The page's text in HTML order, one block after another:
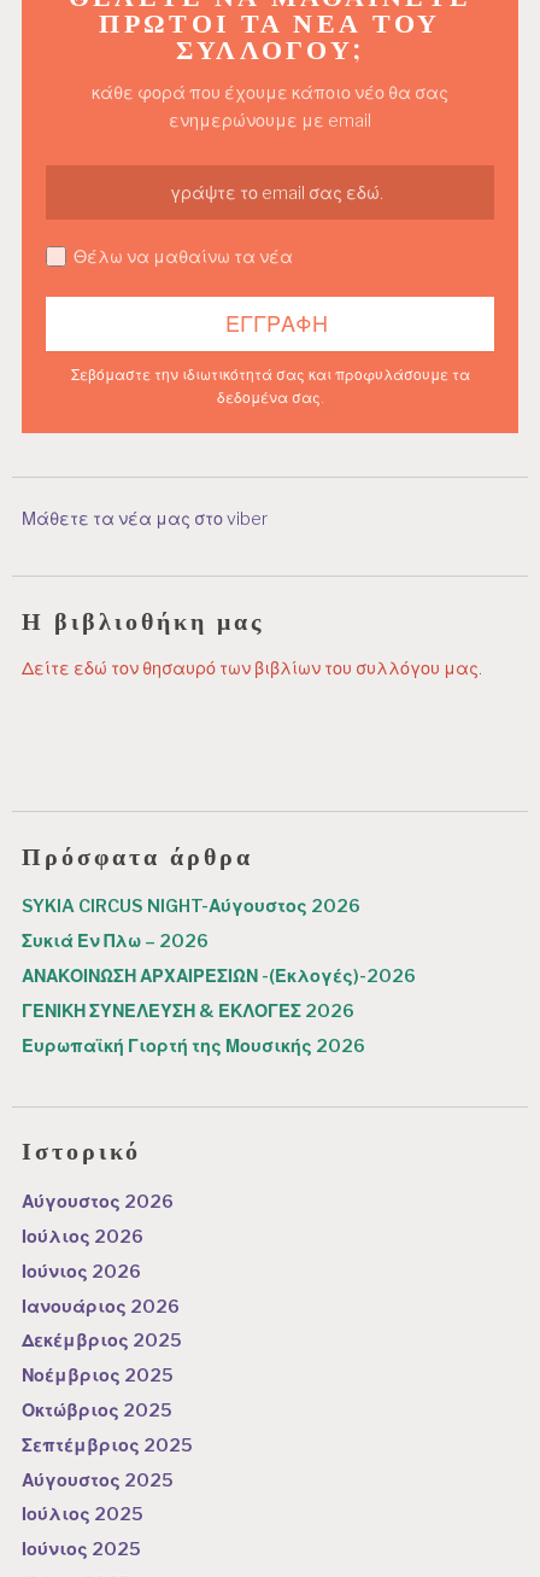
ΠΡΏΤΟΙ ΤΑ ΝΈΑ ΤΟΥ
ΣΥΛΛΌΓΟΥ;
κάθε φορά που έχουμε κάποιο νέο θα σας
ενημερώνουμε με email
Θέλω να μαθαίνω τα νέα
Σεβόμαστε την ιδιωτικότητά σας και προφυλάσουμε τα
δεδομένα σας.
Μάθετε τα νέα μας στο viber
Η βιβλιοθήκη μας
Δείτε εδώ τον θησαυρό των βιβλίων του συλλόγου μας.
Πρόσφατα άρθρα
SYKIA CIRCUS NIGHT-Αύγουστος 2026
Συκιά Εν Πλω – 2026
ΑΝΑΚΟΙΝΩΣΗ ΑΡΧΑΙΡΕΣΙΩΝ -(Εκλογές)-2026
ΓΕΝΙΚΗ ΣΥΝΕΛΕΥΣΗ & ΕΚΛΟΓΕΣ 2026
Ευρωπαϊκή Γιορτή της Μουσικής 2026
Ιστορικό
Αύγουστος 2026
Ιούλιος 2026
Ιούνιος 2026
Ιανουάριος 2026
Δεκέμβριος 2025
Νοέμβριος 2025
Οκτώβριος 2025
Σεπτέμβριος 2025
Αύγουστος 2025
Ιούλιος 2025
Ιούνιος 2025